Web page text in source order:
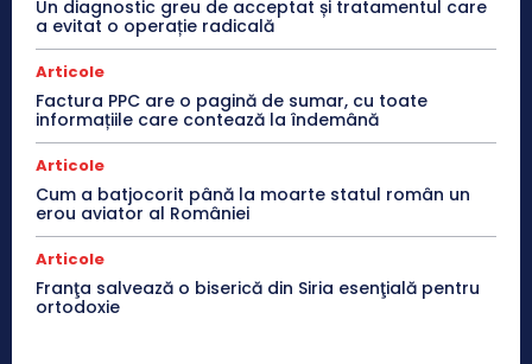
Un diagnostic greu de acceptat și tratamentul care
a evitat o operație radicală
Articole
Factura PPC are o pagină de sumar, cu toate
informațiile care contează la îndemână
Articole
Cum a batjocorit până la moarte statul român un
erou aviator al României
Articole
Franţa salvează o biserică din Siria esenţială pentru
ortodoxie